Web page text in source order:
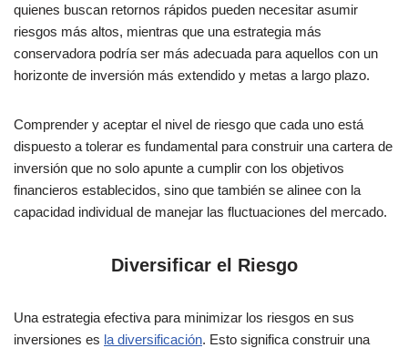
quienes buscan retornos rápidos pueden necesitar asumir
riesgos más altos, mientras que una estrategia más
conservadora podría ser más adecuada para aquellos con un
horizonte de inversión más extendido y metas a largo plazo.
Comprender y aceptar el nivel de riesgo que cada uno está
dispuesto a tolerar es fundamental para construir una cartera de
inversión que no solo apunte a cumplir con los objetivos
financieros establecidos, sino que también se alinee con la
capacidad individual de manejar las fluctuaciones del mercado.
Diversificar el Riesgo
Una estrategia efectiva para minimizar los riesgos en sus
inversiones es la diversificación. Esto significa construir una